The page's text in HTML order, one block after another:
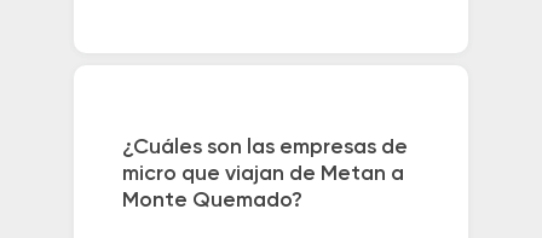
¿Cuáles son las empresas de
micro que viajan de Metan a
Monte Quemado?